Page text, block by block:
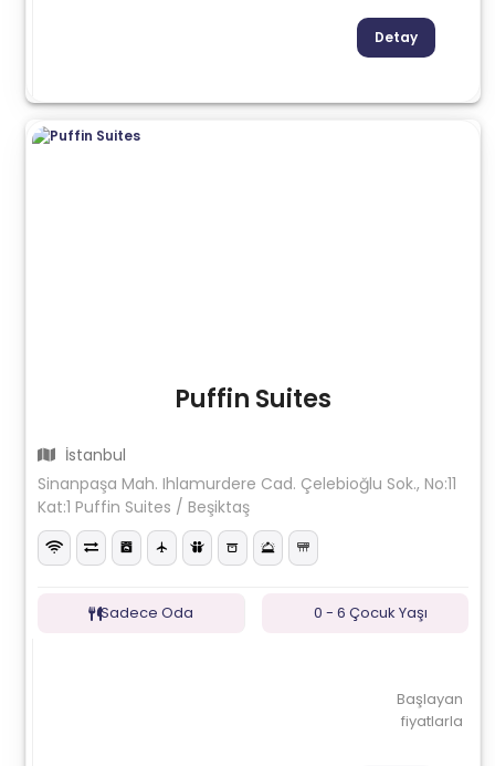
Detay
Puffin Suites
İstanbul
Sinanpaşa Mah. Ihlamurdere Cad. Çelebioğlu Sok., No:11
Kat:1 Puffin Suites / Beşiktaş
Sadece Oda 0 - 6 Çocuk Yaşı
Başlayan
fiyatlarla